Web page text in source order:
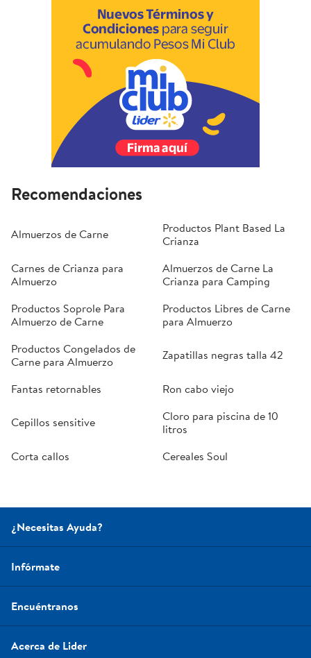
Recomendaciones
Almuerzos de Carne
Productos Plant Based La
Crianza
Carnes de Crianza para
Almuerzo
Almuerzos de Carne La
Crianza para Camping
Productos Soprole Para
Almuerzo de Carne
Productos Libres de Carne
para Almuerzo
Productos Congelados de
Carne para Almuerzo
Zapatillas negras talla 42
Fantas retornables Ron cabo viejo
Cepillos sensitive
Cloro para piscina de 10
litros
Corta callos
Cereales Soul
¿Necesitas Ayuda?
Infórmate
Encuéntranos
Acerca de Lider